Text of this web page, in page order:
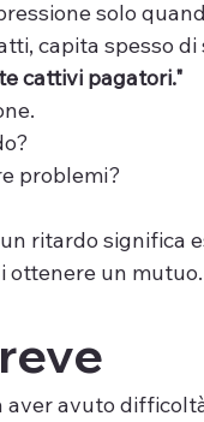
solo
capita spesso di
cattivi pagatori."
problemi?
ritardo significa
ottenere un mutuo.
aver avuto